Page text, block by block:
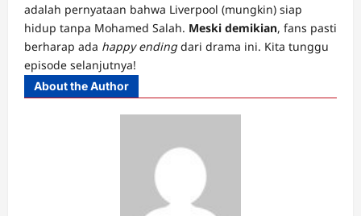
adalah pernyataan bahwa Liverpool (mungkin) siap
hidup tanpa Mohamed Salah. Meski demikian, fans pasti
berharap ada happy endingdari drama ini. Kita tunggu
episode selanjutnya!
About the Author